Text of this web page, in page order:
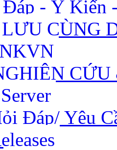
- Ý Kiến
CÙNG
Đáp/ Yêu